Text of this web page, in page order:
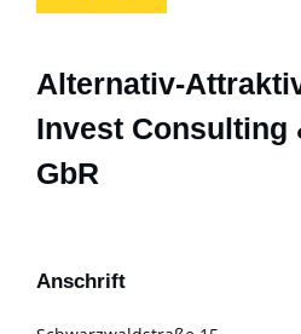
Alternativ-
Invest Consulting
GbR
Anschrift